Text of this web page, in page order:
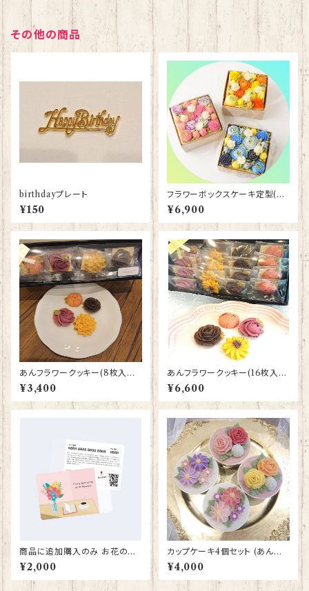
その他の商品
birthdayプレート
¥150
フラワーボックスケーキ定型(あ
んクリーム) 配送日指定不可
¥6,900
あんフラワークッキー(8枚入り)
2個セット
¥3,400
あんフラワークッキー(16枚入り)
2個セット 写真は夏デザイン
¥6,600
商品に追加購入のみ お花のギ
フト
¥2,000
カップケーキ4個セット (あんクリ
ーム)(配送指定不可))
¥4,000